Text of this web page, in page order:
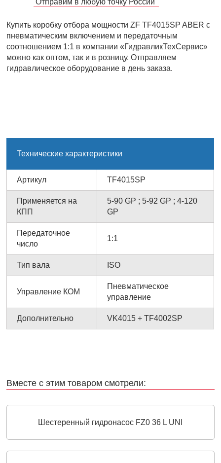
Купить коробку отбора мощности ZF TF4015SP ABER с
пневматическим включением и передаточным
соотношением 1:1 в компании «ГидравликТехСервис»
можно как оптом, так и в розницу. Отправляем
гидравлическое оборудование в день заказа.
Технические характеристики
Артикул TF4015SP
Применяется на
КПП
5-90 GP ; 5-92 GP ; 4-120
GP
Передаточное
число
1:1
Тип вала ISO
Управление КОМ
Пневматическое
управление
Дополнительно VK4015 + TF4002SP
Вместе с этим товаром смотрели:
Шестеренный гидронасос FZ0 36 L UNI